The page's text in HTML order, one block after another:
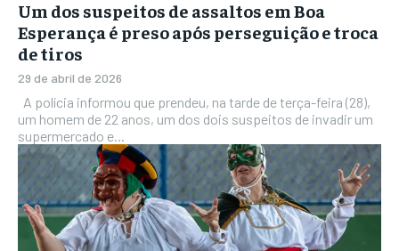
Um dos suspeitos de assaltos em Boa
Esperança é preso após perseguição e troca
de tiros
29 de abril de 2026
um homem de 22 anos, um dos dois suspeitos de invadir um
supermercado e...